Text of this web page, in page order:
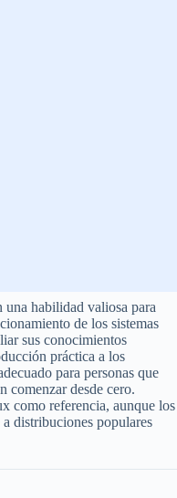
habilidad valiosa para
de los sistemas
sus conocimientos
práctica a los
para personas que
comenzar desde cero.
como referencia, aunque los
distribuciones populares